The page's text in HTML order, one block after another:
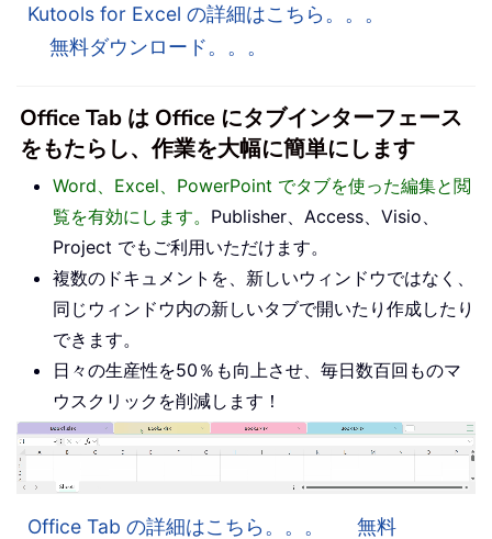
Kutools for Excel の詳細はこちら。。。
無料ダウンロード。。。
Office Tab は Office にタブインターフェース
をもたらし、作業を大幅に簡単にします
Word、Excel、PowerPoint でタブを使った編集と閲
覧を有効にします。 Publisher、Access、Visio、
Project でもご利用いただけます。
複数のドキュメントを、新しいウィンドウではなく、
同じウィンドウ内の新しいタブで開いたり作成したり
できます。
日々の生産性を50％も向上させ、毎日数百回ものマ
ウスクリックを削減します！
Office Tab の詳細はこちら。。。
無料